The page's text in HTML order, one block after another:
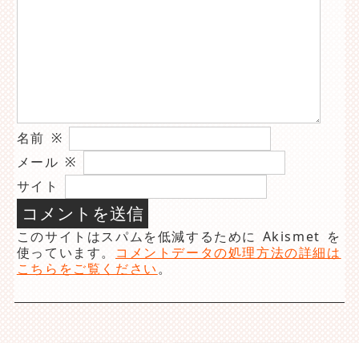
名前 ※
メール※
サイト
このサイトはスパムを低減するために Akismet を
使っています。 コメントデータの処理方法の詳細は
こちらをご覧ください。